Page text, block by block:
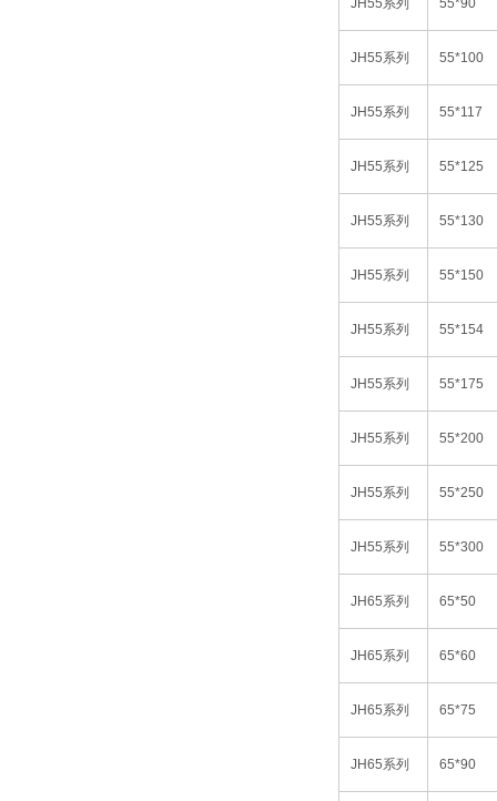
JH55系列 55*90
JH55系列 55*100
JH55系列 55*117
JH55系列 55*125
JH55系列 55*130
JH55系列 55*150
JH55系列 55*154
JH55系列 55*175
JH55系列 55*200
JH55系列 55*250
JH55系列 55*300
JH65系列 65*50
JH65系列 65*60
JH65系列 65*75
JH65系列 65*90